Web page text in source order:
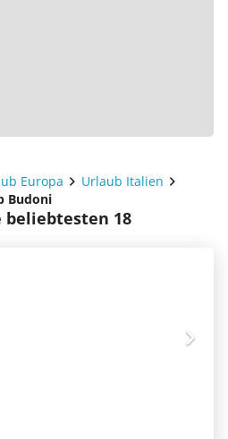
Europa
Urlaub Italien
Budoni
beliebtesten 18